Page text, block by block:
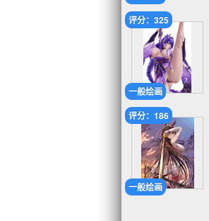
一般绘画
评分：325
一般绘画
评分：186